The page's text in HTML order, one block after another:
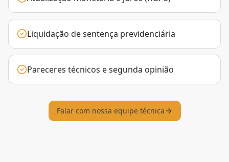
Liquidação de sentença previdenciária
Pareceres técnicos e segunda opinião
Falar com nossa equipe técnica